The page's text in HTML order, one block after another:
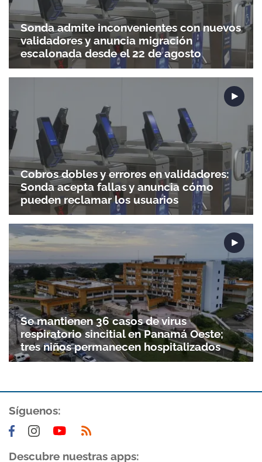
Sonda admite inconvenientes con nuevos
validadores y anuncia migración
escalonada desde el 22 de agosto
Cobros dobles y errores en validadores:
Sonda acepta fallas y anuncia cómo
pueden reclamar los usuarios
Se mantienen 36 casos de virus
respiratorio sincitial en Panamá Oeste;
tres niños permanecen hospitalizados
Síguenos:
Descubre nuestras apps: